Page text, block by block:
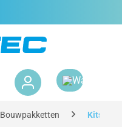
Bouwpakketten Kits